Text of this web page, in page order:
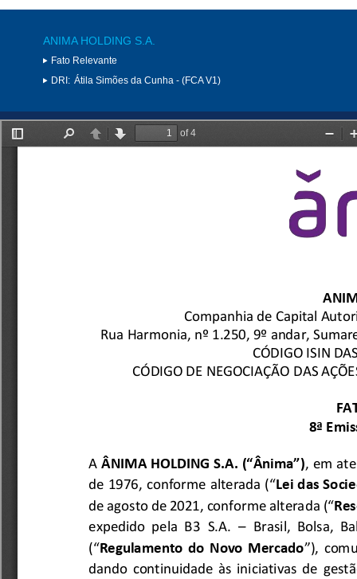
ANIMA HOLDING S.A.
Fato Relevante
DRI: Átila Simões da Cunha - (FCA V1)